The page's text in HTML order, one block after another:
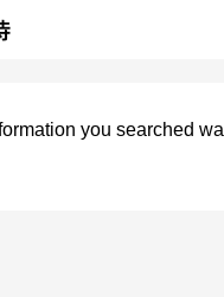
you searched